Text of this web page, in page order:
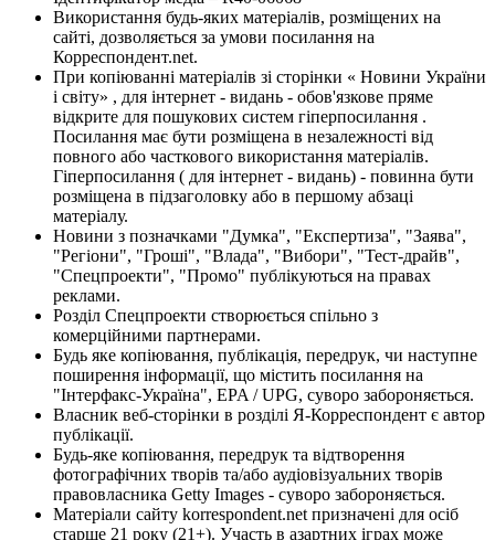
Використання будь-яких матеріалів, розміщених на
сайті, дозволяється за умови посилання на
Корреспондент.net.
При копіюванні матеріалів зі сторінки « Новини України
і світу» , для інтернет - видань - обов'язкове пряме
відкрите для пошукових систем гіперпосилання .
Посилання має бути розміщена в незалежності від
повного або часткового використання матеріалів.
Гіперпосилання ( для інтернет - видань) - повинна бути
розміщена в підзаголовку або в першому абзаці
матеріалу.
Новини з позначками "Думка", "Експертиза", "Заява",
"Регіони", "Гроші", "Влада", "Вибори", "Тест-драйв",
"Спецпроекти", "Промо" публікуються на правах
реклами.
Розділ Спецпроекти створюється спільно з
комерційними партнерами.
Будь яке копіювання, публікація, передрук, чи наступне
поширення інформації, що містить посилання на
"Інтерфакс-Україна", EPA / UPG, суворо забороняється.
Власник веб-сторінки в розділі Я-Корреспондент є автор
публікації.
Будь-яке копіювання, передрук та відтворення
фотографічних творів та/або аудіовізуальних творів
правовласника Getty Images - суворо забороняється.
Матеріали сайту korrespondent.net призначені для осіб
старше 21 року (21+). Участь в азартних іграх може